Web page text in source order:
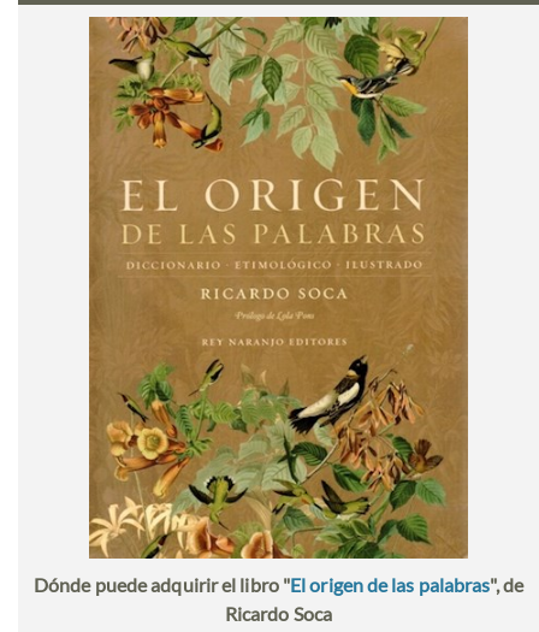
Dónde puede adquirir el libro "El origen de las palabras", de
Ricardo Soca